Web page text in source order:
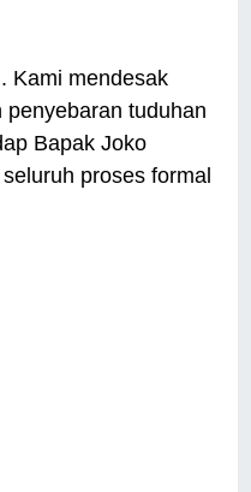
Kami mendesak
tuduhan
Bapak Joko
proses formal